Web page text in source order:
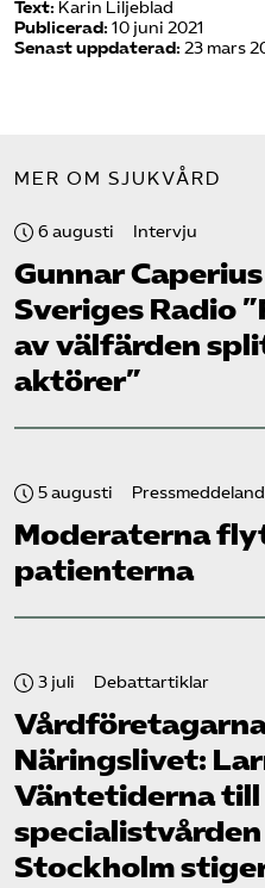
Text: Karin Liljeblad
Publicerad: 10 juni 2021
Senast uppdaterad: 23 mars
MER OM SJUKVÅRD
6 augusti Intervju
Gunnar
Sveriges Radio
av välfärden
aktörer”
5 augusti
Moderaterna
patienterna
3 juli Debattartiklar
Näringslivet:
Väntetiderna till
specialistvården
Stockholm